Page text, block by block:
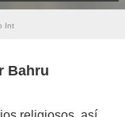
Int
Bahru